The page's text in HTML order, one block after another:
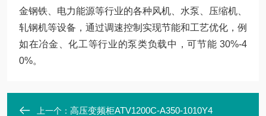
金钢铁、电力能源等行业的各种风机、水泵、压缩机、
轧钢机等设备，通过调速控制实现节能和工艺优化，例
如在冶金、化工等行业的泵类负载中，可节能 30%-4
0%。
上一个： 高压变频柜ATV1200C-A350-1010Y4